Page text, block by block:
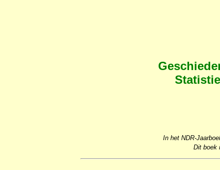
In het NDR-
Dit boek